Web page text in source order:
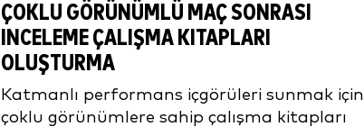
ÇOKLU GÖRÜNÜMLÜ MAÇ SONRASI
INCELEME ÇALIŞMA KITAPLARI
OLUŞTURMA
Katmanlı performans içgörüleri sunmak için
çoklu görünümlere sahip çalışma kitapları